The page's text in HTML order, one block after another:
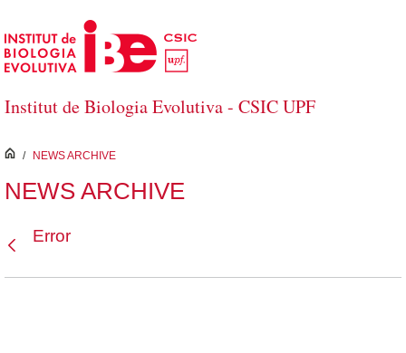
Salta al contingut principal
Institut de Biologia Evolutiva - CSIC UPF
inici
/ NEWS ARCHIVE
NEWS ARCHIVE
Error